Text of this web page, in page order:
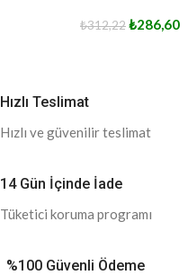
₺312,22₺286,60
Hızlı Teslimat
Hızlı ve güvenilir teslimat
14 Gün İçinde İade
Tüketici koruma programı
%100 Güvenli Ödeme